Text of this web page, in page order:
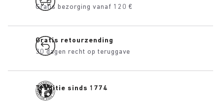
Gratis bezorging vanaf 120 €
Gratis retourzending
30 dagen recht op teruggave
Traditie sinds 1774